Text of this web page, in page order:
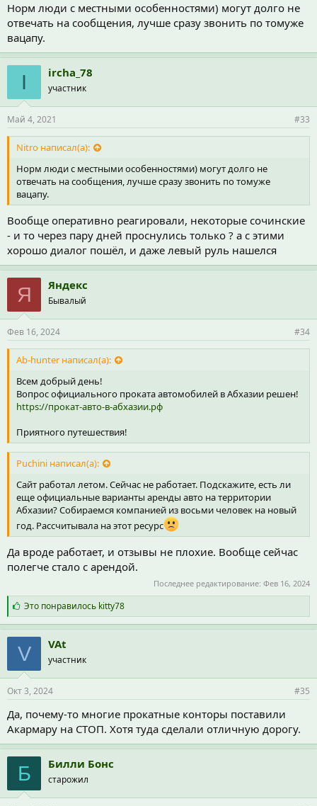
Норм люди с местными особенностями) могут долго не
отвечать на сообщения, лучше сразу звонить по томуже
вацапу.
I ircha_78
участник
Май 4, 2021 #33
Nitro написал(а):
Норм люди с местными особенностями) могут долго не
отвечать на сообщения, лучше сразу звонить по томуже
вацапу.
Вообще оперативно реагировали, некоторые сочинские
- и то через пару дней проснулись только ? а с этими
хорошо диалог пошёл, и даже левый руль нашелся
Я Яндекс
Бывалый
Фев 16, 2024 #34
Ab-hunter написал(а):
Всем добрый день!
Вопрос официального проката автомобилей в Абхазии решен!
https://прокат-авто-в-абхазии.рф
Приятного путешествия!
Puchini написал(а):
Сайт работал летом. Сейчас не работает. Подскажите, есть ли
еще официальные варианты аренды авто на территории
Абхазии? Собираемся компанией из восьми человек на новый
год. Рассчитывала на этот ресурс
Да вроде работает, и отзывы не плохие. Вообще сейчас
полегче стало с арендой.
Последнее редактирование: Фев 16, 2024
С
и
м
п
а
т
и
:
Это понравилось kitty78
V VAt
участник
Окт 3, 2024 #35
Да, почему-то многие прокатные конторы поставили
Акармару на СТОП. Хотя туда сделали отличную дорогу.
Б Билли Бонс
старожил